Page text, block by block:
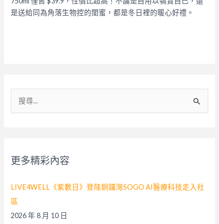
是送給同為角落生物控的閨蜜，都是冬日裡的暖心好禮。
:
更多精彩內容
LIVE4WELL《紫數日》登陸銅鑼灣SOGO AI醫療科技走入社
區
2026 年 8 月 10 日